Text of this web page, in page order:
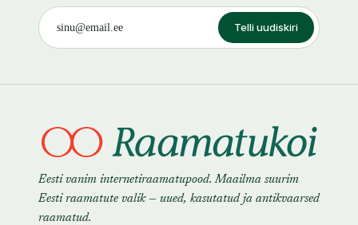
Telli uudiskiri
Eesti vanim internetiraamatupood. Maailma suurim
Eesti raamatute valik — uued, kasutatud ja antikvaarsed
raamatud.